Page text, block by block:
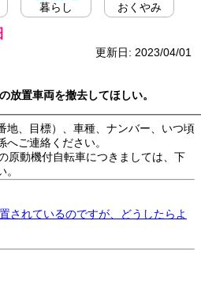
暮らし おくやみ
更新日: 2023/04/01
置車両を撤去してほしい。
地、目標）、車種、ナンバー、いつ頃
ご連絡ください。
原動機付自転車につきましては、下
れているのですが、どうしたらよ